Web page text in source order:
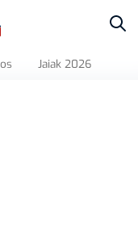
Jaiak 2026